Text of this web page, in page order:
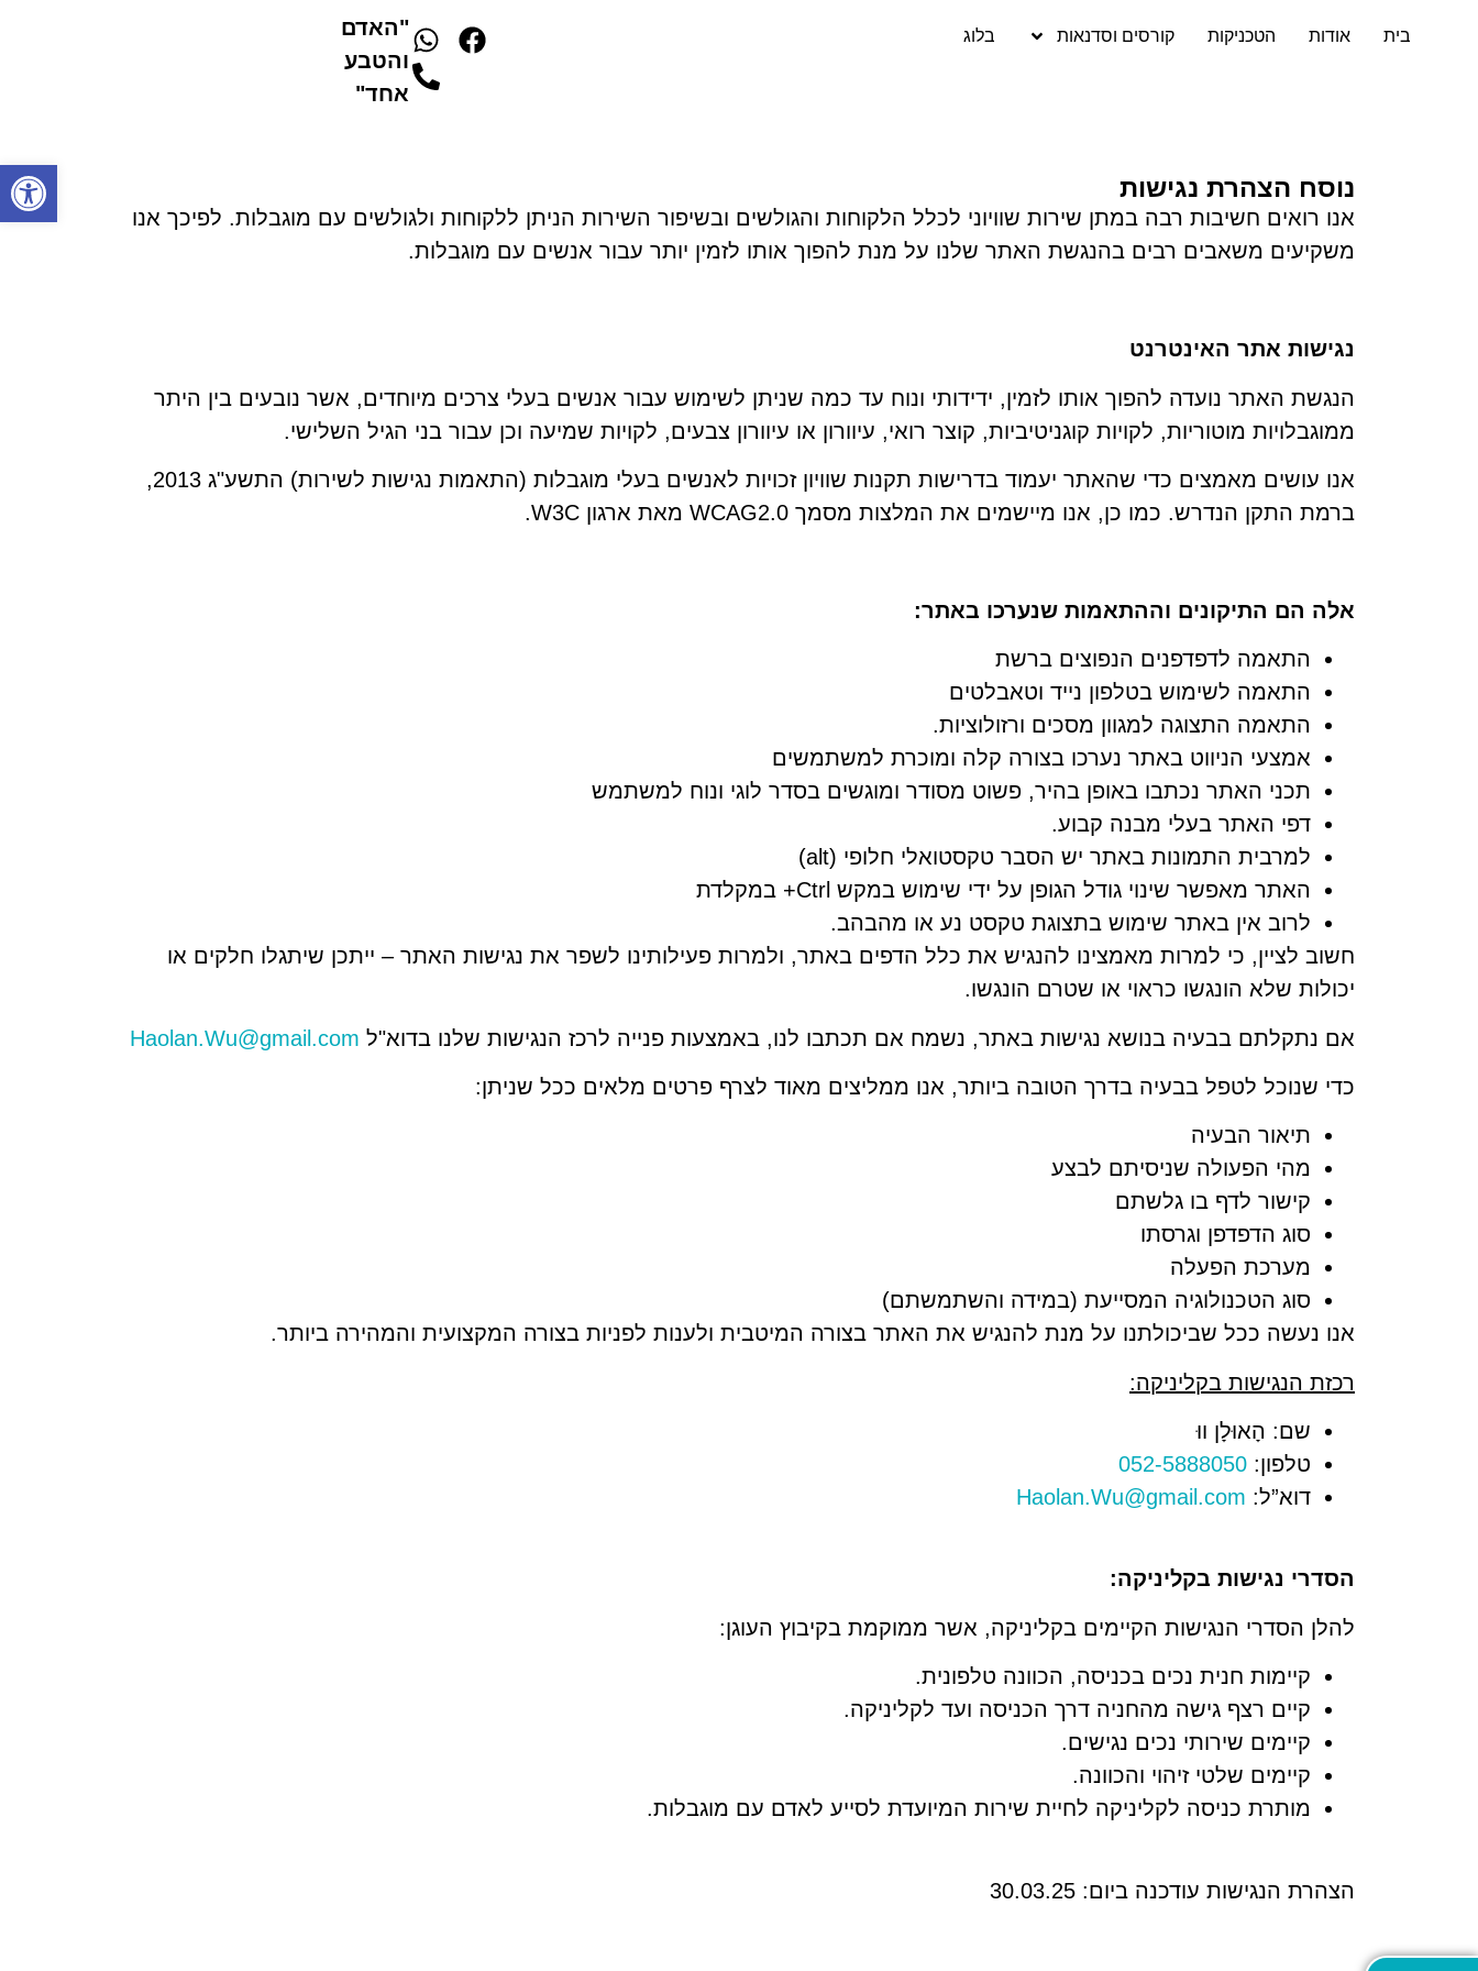
פתח
בית אודות הטכניקות קורסים וסדנאות בלוג
"האדם
והטבע
אחד"
נוסח הצהרת נגישות
אנו רואים חשיבות רבה במתן שירות שוויוני לכלל הלקוחות והגולשים ובשיפור השירות הניתן ללקוחות ולגולשים עם מוגבלות. לפיכך אנו
משקיעים משאבים רבים בהנגשת האתר שלנו על מנת להפוך אותו לזמין יותר עבור אנשים עם מוגבלות.
נגישות אתר האינטרנט
הנגשת האתר נועדה להפוך אותו לזמין, ידידותי ונוח עד כמה שניתן לשימוש עבור אנשים בעלי צרכים מיוחדים, אשר נובעים בין היתר
ממוגבלויות מוטוריות, לקויות קוגניטיביות, קוצר רואי, עיוורון או עיוורון צבעים, לקויות שמיעה וכן עבור בני הגיל השלישי.
אנו עושים מאמצים כדי שהאתר יעמוד בדרישות תקנות שוויון זכויות לאנשים בעלי מוגבלות (התאמות נגישות לשירות) התשע"ג 2013,
ברמת התקן הנדרש. כמו כן, אנו מיישמים את המלצות מסמך WCAG2.0 מאת ארגון W3C.
אלה הם התיקונים וההתאמות שנערכו באתר:
התאמה לדפדפנים הנפוצים ברשת
התאמה לשימוש בטלפון נייד וטאבלטים
התאמה התצוגה למגוון מסכים ורזולוציות.
אמצעי הניווט באתר נערכו בצורה קלה ומוכרת למשתמשים
תכני האתר נכתבו באופן בהיר, פשוט מסודר ומוגשים בסדר לוגי ונוח למשתמש
דפי האתר בעלי מבנה קבוע.
למרבית התמונות באתר יש הסבר טקסטואלי חלופי (alt)
האתר מאפשר שינוי גודל הגופן על ידי שימוש במקש Ctrl+ במקלדת
לרוב אין באתר שימוש בתצוגת טקסט נע או מהבהב.
חשוב לציין, כי למרות מאמצינו להנגיש את כלל הדפים באתר, ולמרות פעילותינו לשפר את נגישות האתר – ייתכן שיתגלו חלקים או
יכולות שלא הונגשו כראוי או שטרם הונגשו.
אם נתקלתם בבעיה בנושא נגישות באתר, נשמח אם תכתבו לנו, באמצעות פנייה לרכז הנגישות שלנו בדוא"ל Haolan.Wu@gmail.com
כדי שנוכל לטפל בבעיה בדרך הטובה ביותר, אנו ממליצים מאוד לצרף פרטים מלאים ככל שניתן:
תיאור הבעיה
מהי הפעולה שניסיתם לבצע
קישור לדף בו גלשתם
סוג הדפדפן וגרסתו
מערכת הפעלה
סוג הטכנולוגיה המסייעת (במידה והשתמשתם)
אנו נעשה ככל שביכולתנו על מנת להנגיש את האתר בצורה המיטבית ולענות לפניות בצורה המקצועית והמהירה ביותר.
רכזת הנגישות בקליניקה:
שם: הָאוּלָן ווּ
טלפון: 052-5888050
דוא”ל: Haolan.Wu@gmail.com
הסדרי נגישות בקליניקה:
להלן הסדרי הנגישות הקיימים בקליניקה, אשר ממוקמת בקיבוץ העוגן:
קיימות חנית נכים בכניסה, הכוונה טלפונית.
קיים רצף גישה מהחניה דרך הכניסה ועד לקליניקה.
קיימים שירותי נכים נגישים.
קיימים שלטי זיהוי והכוונה.
מותרת כניסה לקליניקה לחיית שירות המיועדת לסייע לאדם עם מוגבלות.
הצהרת הנגישות עודכנה ביום: 30.03.25